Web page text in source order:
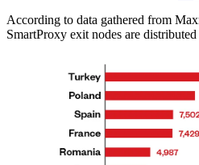
According to data gathered from
SmartProxy exit nodes are